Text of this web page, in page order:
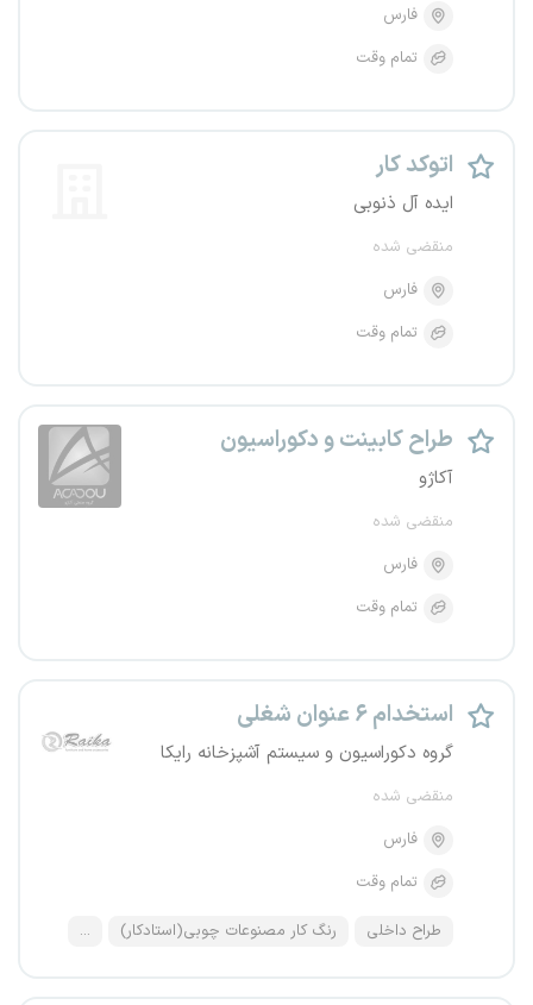
فارس
تمام وقت
اتوکد کار
ایده آل ذنوبی
منقضی شده
فارس
تمام وقت
طراح کابینت و دکوراسیون
آکاژو
منقضی شده
فارس
تمام وقت
استخدام ۶ عنوان شغلی
گروه دکوراسیون و سیستم آشپزخانه رایکا
منقضی شده
فارس
تمام وقت
طراح داخلی رنگ کار مصنوعات چوبی(استادکار) ...